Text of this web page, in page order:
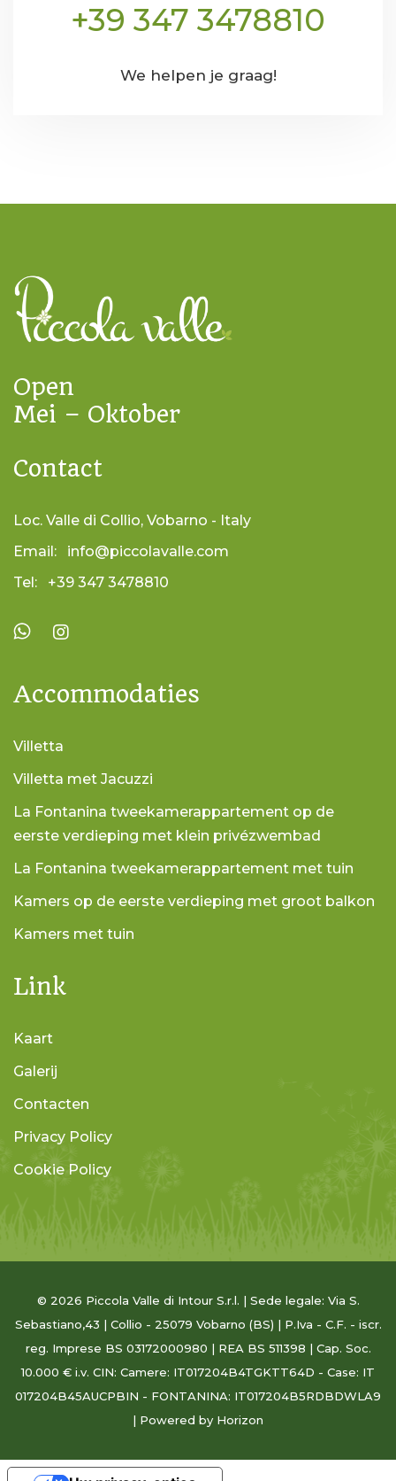
+39 347 3478810
We helpen je graag!
Open
Mei – Oktober
Contact
Loc. Valle di Collio, Vobarno - Italy
Email:
info@piccolavalle.com
Tel:
+39 347 3478810
Accommodaties
Villetta
Villetta met Jacuzzi
La Fontanina tweekamerappartement op de
eerste verdieping met klein privézwembad
La Fontanina tweekamerappartement met tuin
Kamers op de eerste verdieping met groot balkon
Kamers met tuin
Link
Kaart
Galerij
Contacten
Privacy Policy
Cookie Policy
© 2026 Piccola Valle di Intour S.r.l. | Sede legale: Via S.
Sebastiano,43 | Collio - 25079 Vobarno (BS) | P.Iva - C.F. - iscr.
reg. Imprese BS 03172000980 | REA BS 511398 | Cap. Soc.
10.000 € i.v. CIN: Camere: IT017204B4TGKTT64D - Case: IT
017204B45AUCPBIN - FONTANINA: IT017204B5RDBDWLA9
| Powered by Horizon